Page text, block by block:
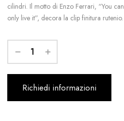
cilindri. Il motto di Enzo Ferrari, “You
only live it”, decora la clip finitura rutenio.
Richiedi informazioni